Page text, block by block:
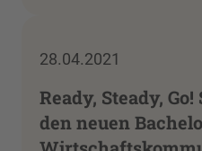
28.04.2021
Ready, Steady,
den neuen